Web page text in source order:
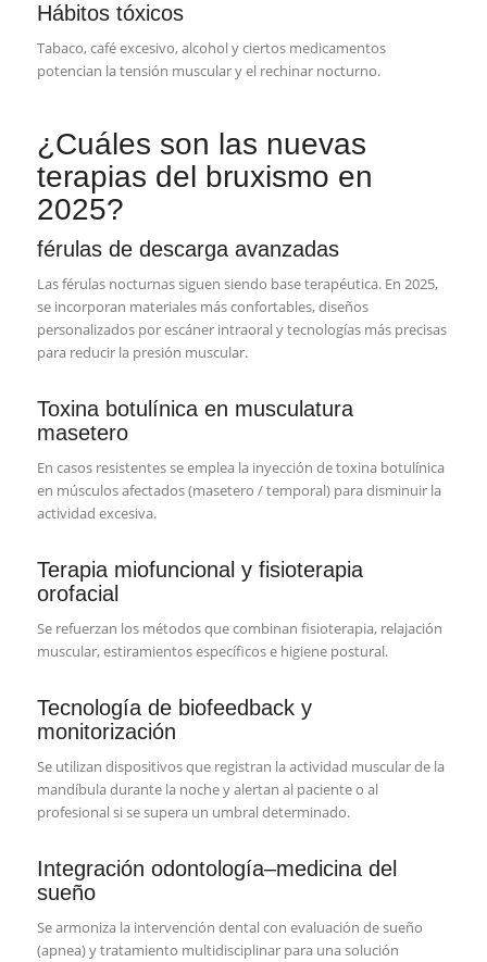
Hábitos tóxicos
Tabaco, café excesivo, alcohol y ciertos medicamentos
potencian la tensión muscular y el rechinar nocturno.
¿Cuáles son las nuevas
terapias del bruxismo en
2025?
férulas de descarga avanzadas
Las férulas nocturnas siguen siendo base terapéutica. En 2025,
se incorporan materiales más confortables, diseños
personalizados por escáner intraoral y tecnologías más precisas
para reducir la presión muscular.
Toxina botulínica en musculatura
masetero
En casos resistentes se emplea la inyección de toxina botulínica
en músculos afectados (masetero / temporal) para disminuir la
actividad excesiva.
Terapia miofuncional y fisioterapia
orofacial
Se refuerzan los métodos que combinan fisioterapia, relajación
muscular, estiramientos específicos e higiene postural.
Tecnología de biofeedback y
monitorización
Se utilizan dispositivos que registran la actividad muscular de la
mandíbula durante la noche y alertan al paciente o al
profesional si se supera un umbral determinado.
Integración odontología–medicina del
sueño
Se armoniza la intervención dental con evaluación de sueño
(apnea) y tratamiento multidisciplinar para una solución